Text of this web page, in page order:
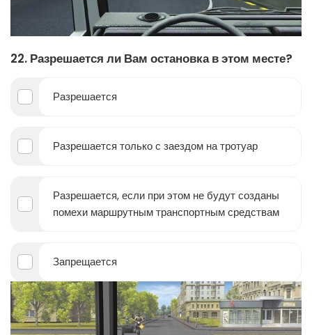
22. Разрешается ли Вам остановка в этом месте?
Разрешается
Разрешается только с заездом на тротуар
Разрешается, если при этом не будут созданы
помехи маршрутным транспортным средствам
Запрещается